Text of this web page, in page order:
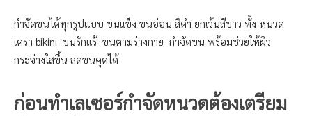
กำจัดขนได้ทุกรูปแบบ ขนแข็ง ขนอ่อน สีดำ ยกเว้นสีขาว ทั้ง หนวด
เครา bikini ขนรักแร้ ขนตามร่างกาย กำจัดขน พร้อมช่วยให้ผิว
กระจ่างใสขึ้น ลดขนคุดได้
ก่อนทำเลเซอร์กำจัดหนวดต้องเตรียม